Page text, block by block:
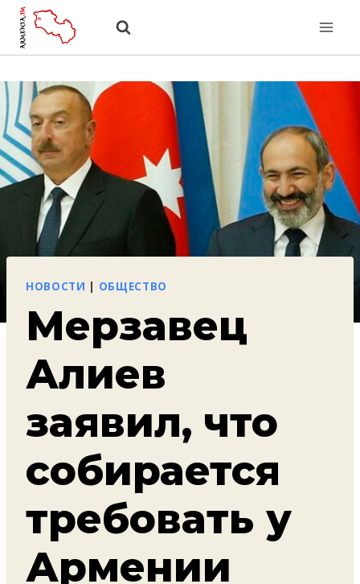
Перейти
НОВОСТИ ОБЩЕСТВО
Мерзавец
Алиев
заявил, что
собирается
требовать у
Армении